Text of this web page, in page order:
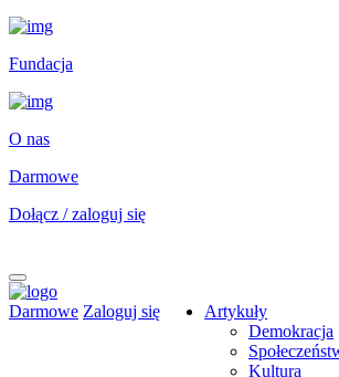
Fundacja
O nas
Darmowe
Dołącz / zaloguj się
Darmowe Zaloguj się
Artykuły
Demokracja
Kultura